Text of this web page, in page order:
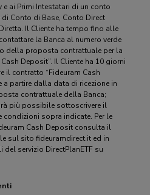
ai Primi Intestatari di un conto
di Conto di Base, Conto Direct
Il Cliente ha tempo fino alle
la Banca al numero verde
della proposta contrattuale per la
Deposit”. Il Cliente ha 10 giorni
il contratto “Fideuram Cash
a partire dalla data di ricezione in
contrattuale della Banca;
più possibile sottoscrivere il
condizioni sopra indicate. Per le
Cash Deposit consulta il
sul sito fideuramdirect.it ed in
servizio DirectPlanETF su